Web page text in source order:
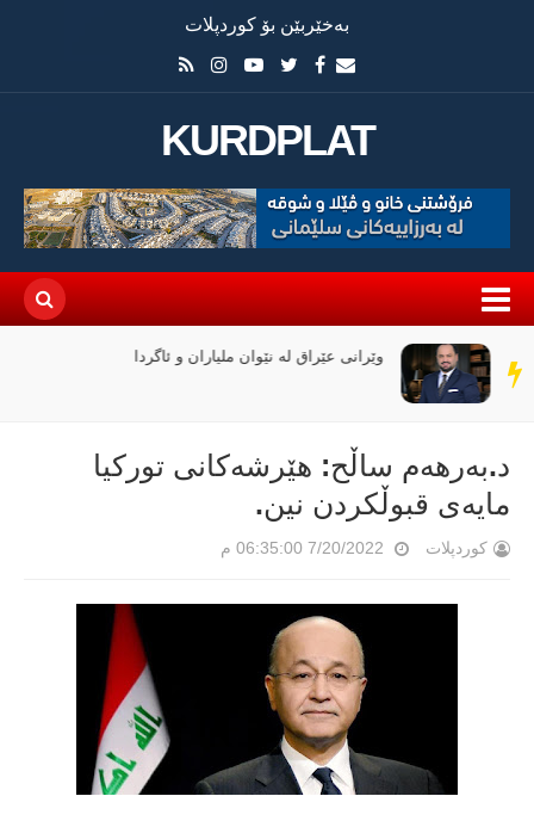
بەخێربێن بۆ کوردپلات
KURDPLAT
سەر
دێڕ
وێرانی عێراق لە نێوان ملیاران و ئاگردا
د.بەرهەم ساڵح: هێرشەکانی تورکیا
مایەی قبوڵکردن نین.
کوردپلات 7/20/2022 06:35:00 م